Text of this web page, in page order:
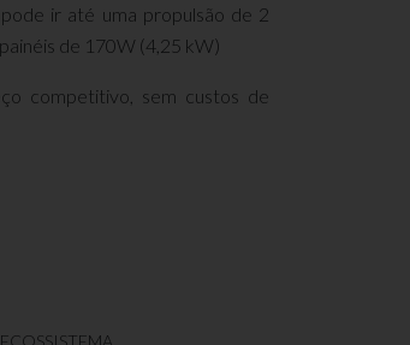
ir até uma propulsão de 2
de 170W (4,25 kW)
competitivo, sem custos de